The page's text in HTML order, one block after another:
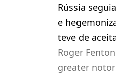
Rússia
e
teve de
Roger
greater